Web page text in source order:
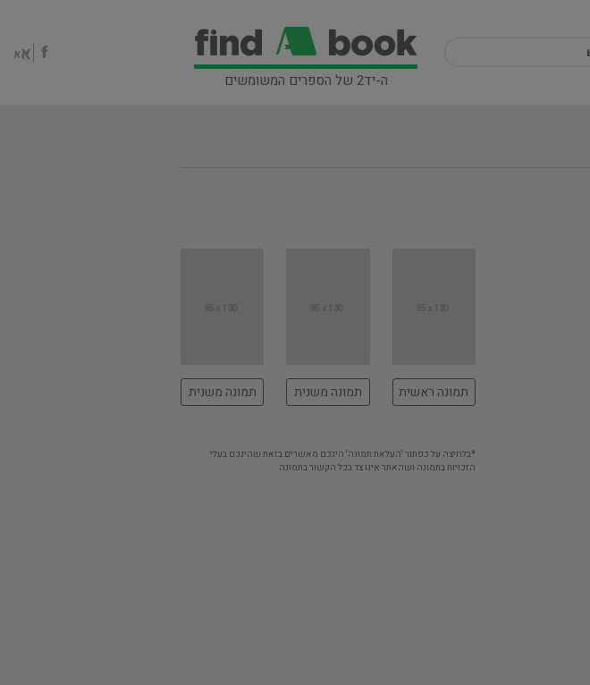
ה-יד2 של הספרים המשומשים
תמונה ראשית תמונה משנית תמונה משנית
*בלחיצה על כפתור 'העלאת תמונה' הינכם מאשרים בזאת שהינכם בעלי
הזכויות בתמונה ושהאתר אינו צד בכל הקשור בתמונה